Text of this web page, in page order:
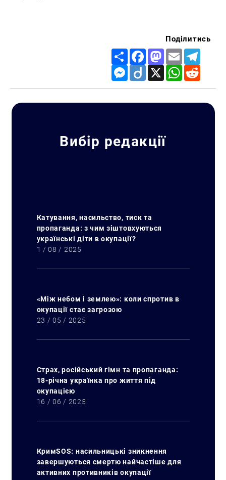
Поділитись
Share FacebookMastodon
Email
Messenger
Diigo X WhatsApp
Вибір редакції
Катування, насильство, тиск та
пропаганда: з чим зіштовхуються
українські діти в окупації?
1 / 08 / 2025
«Між небом і землею»: коли спротив в
окупації стає загрозою
23 / 05 / 2025
Страх, російський гімн та пропаганда:
18-річна українка про життя під
окупацією
16 / 06 / 2025
КримSOS: насильницькі зникнення
завершуються смертю найчастіше для
активних противників окупації